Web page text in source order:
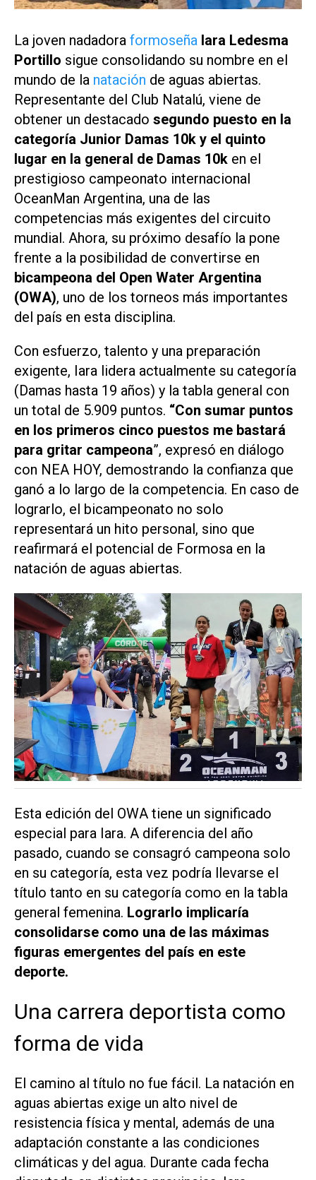
La joven nadadora formoseña Iara Ledesma
Portillo sigue consolidando su nombre en el
mundo de la natación de aguas abiertas.
Representante del Club Natalú, viene de
obtener un destacado segundo puesto en la
categoría Junior Damas 10k y el quinto
lugar en la general de Damas 10k en el
prestigioso campeonato internacional
OceanMan Argentina, una de las
competencias más exigentes del circuito
mundial. Ahora, su próximo desafío la pone
frente a la posibilidad de convertirse en
bicampeona del Open Water Argentina
(OWA), uno de los torneos más importantes
del país en esta disciplina.
Con esfuerzo, talento y una preparación
exigente, Iara lidera actualmente su categoría
(Damas hasta 19 años) y la tabla general con
un total de 5.909 puntos. “Con sumar puntos
en los primeros cinco puestos me bastará
para gritar campeona”, expresó en diálogo
con NEA HOY, demostrando la confianza que
ganó a lo largo de la competencia. En caso de
lograrlo, el bicampeonato no solo
representará un hito personal, sino que
reafirmará el potencial de Formosa en la
natación de aguas abiertas.
Esta edición del OWA tiene un significado
especial para Iara. A diferencia del año
pasado, cuando se consagró campeona solo
en su categoría, esta vez podría llevarse el
título tanto en su categoría como en la tabla
general femenina. Lograrlo implicaría
consolidarse como una de las máximas
figuras emergentes del país en este
deporte.
Una carrera deportista como
forma de vida
El camino al título no fue fácil. La natación en
aguas abiertas exige un alto nivel de
resistencia física y mental, además de una
adaptación constante a las condiciones
climáticas y del agua. Durante cada fecha